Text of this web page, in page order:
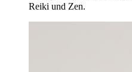
Reiki und Zen.